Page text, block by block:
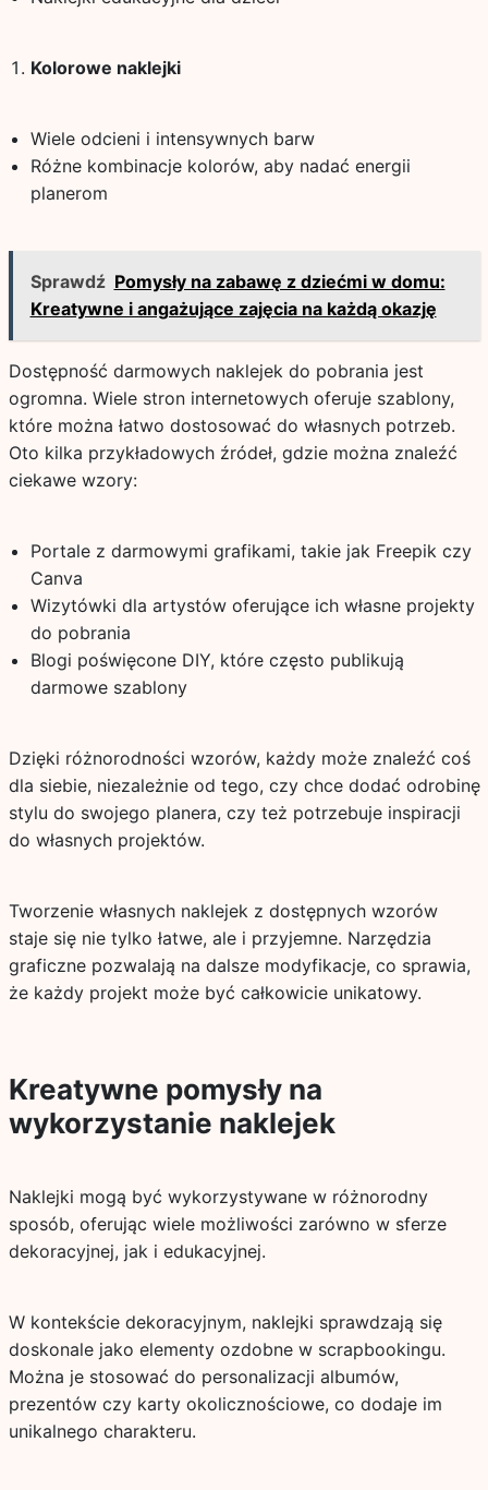
Kolorowe naklejki
Wiele odcieni i intensywnych barw
Różne kombinacje kolorów, aby nadać energii
planerom
Sprawdź Pomysły na zabawę z dziećmi w domu:
Kreatywne i angażujące zajęcia na każdą okazję
Dostępność darmowych naklejek do pobrania jest
ogromna. Wiele stron internetowych oferuje szablony,
które można łatwo dostosować do własnych potrzeb.
Oto kilka przykładowych źródeł, gdzie można znaleźć
ciekawe wzory:
Portale z darmowymi grafikami, takie jak Freepik czy
Canva
Wizytówki dla artystów oferujące ich własne projekty
do pobrania
Blogi poświęcone DIY, które często publikują
darmowe szablony
Dzięki różnorodności wzorów, każdy może znaleźć coś
dla siebie, niezależnie od tego, czy chce dodać odrobinę
stylu do swojego planera, czy też potrzebuje inspiracji
do własnych projektów.
Tworzenie własnych naklejek z dostępnych wzorów
staje się nie tylko łatwe, ale i przyjemne. Narzędzia
graficzne pozwalają na dalsze modyfikacje, co sprawia,
że każdy projekt może być całkowicie unikatowy.
Kreatywne pomysły na
wykorzystanie naklejek
Naklejki mogą być wykorzystywane w różnorodny
sposób, oferując wiele możliwości zarówno w sferze
dekoracyjnej, jak i edukacyjnej.
W kontekście dekoracyjnym, naklejki sprawdzają się
doskonale jako elementy ozdobne w scrapbookingu.
Można je stosować do personalizacji albumów,
prezentów czy karty okolicznościowe, co dodaje im
unikalnego charakteru.